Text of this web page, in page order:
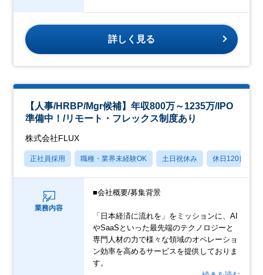
詳しく見る
【人事/HRBP/Mgr候補】年収800万～1235万/IPO
準備中！/リモート・フレックス制度あり
株式会社FLUX
正社員採用 職種・業界未経験OK 土日祝休み 休日120日以上
業務内容
■会社概要/募集背景
「日本経済に流れを」をミッションに、AI
やSaaSといった最先端のテクノロジーと
専門人材の力で様々な領域のオペレーショ
ン効率を高めるサービスを提供しておりま
す。